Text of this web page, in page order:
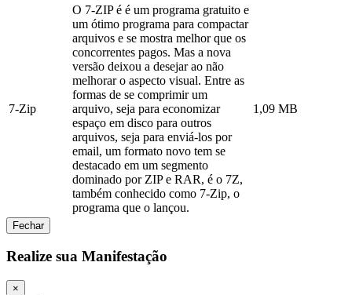
7-Zip
O 7-ZIP é é um programa gratuito e
um ótimo programa para compactar
arquivos e se mostra melhor que os
concorrentes pagos. Mas a nova
versão deixou a desejar ao não
melhorar o aspecto visual. Entre as
formas de se comprimir um
arquivo, seja para economizar
espaço em disco para outros
arquivos, seja para enviá-los por
email, um formato novo tem se
destacado em um segmento
dominado por ZIP e RAR, é o 7Z,
também conhecido como 7-Zip, o
programa que o lançou.
1,09 MB
Fechar
Realize sua Manifestação
×